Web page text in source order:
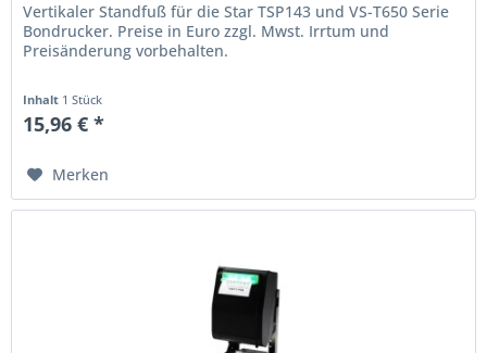
Vertikaler Standfuß für die Star TSP143 und VS-T650 Serie
Bondrucker. Preise in Euro zzgl. Mwst. Irrtum und
Preisänderung vorbehalten.
Inhalt 1 Stück
15,96 € *
Merken